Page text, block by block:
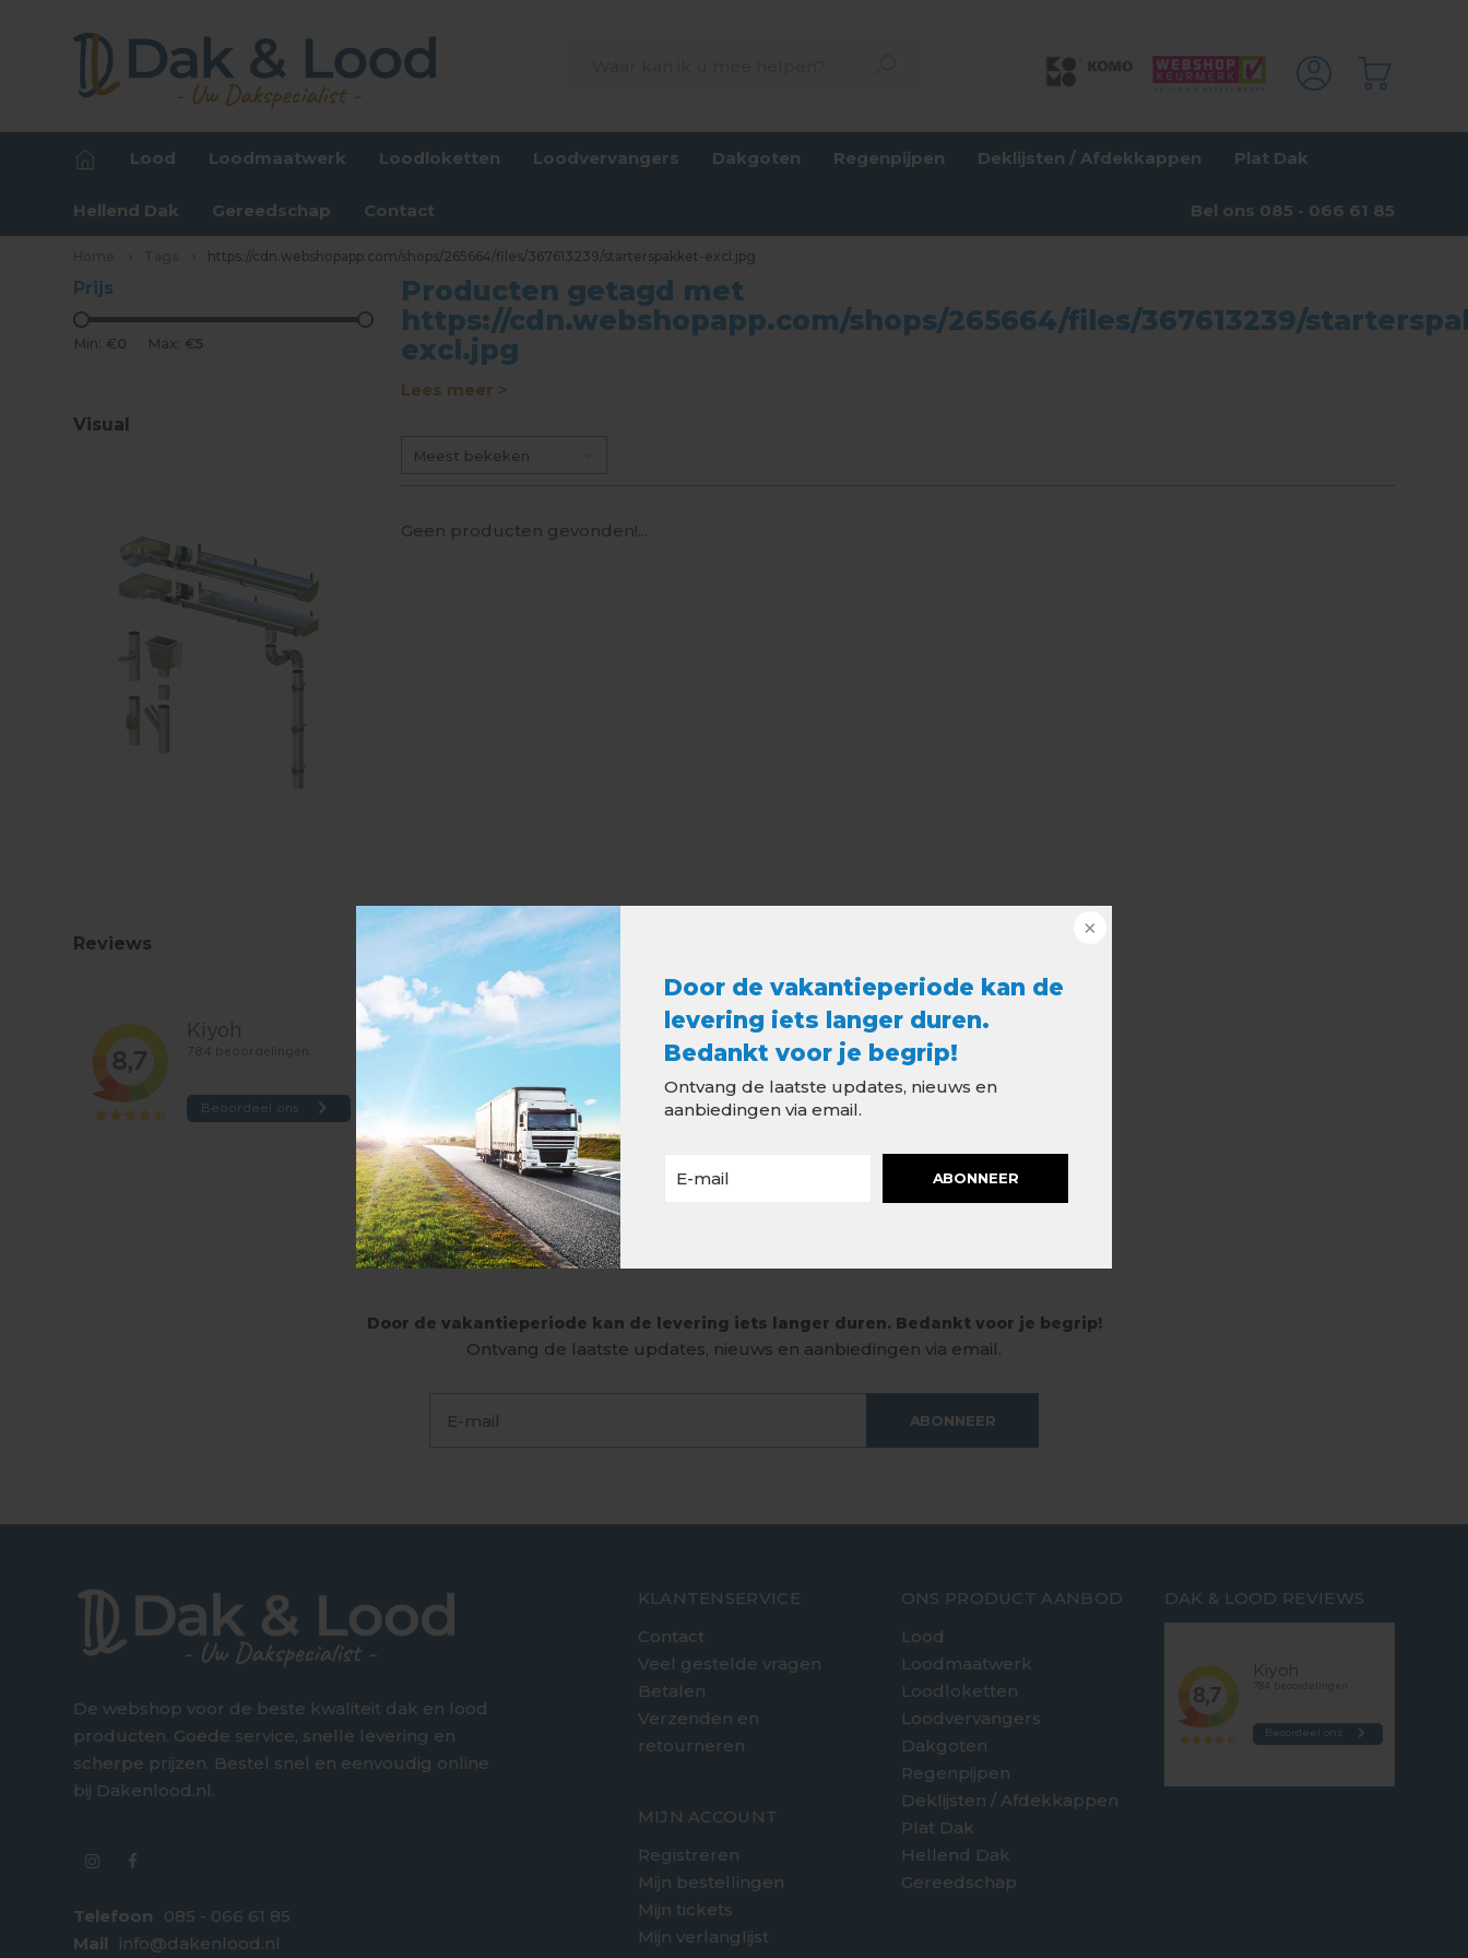
Door de vakantieperiode kan de
levering iets langer duren.
Bedankt voor je begrip!
Ontvang de laatste updates, nieuws en
aanbiedingen via email.
ABONNEER
Lood Loodmaatwerk Loodloketten Loodvervangers Dakgoten Regenpijpen Deklijsten / Afdekkappen Plat Dak
Hellend Dak Gereedschap Contact Bel ons 085 - 066 61 85
https://cdn.webshopapp.com/shops/265664/files/367613239/starterspakket-excl.jpg
Prijs
Min: €0 Max: €5
Visual
Reviews
Producten getagd met
https://cdn.webshopapp.com/shops/265664/files/367613239/
excl.jpg
Lees meer >
Meest bekeken
Geen producten gevonden!...
Door de vakantieperiode kan de levering iets langer duren. Bedankt voor je begrip!
Ontvang de laatste updates, nieuws en aanbiedingen via email.
ABONNEER
De webshop voor de beste kwaliteit dak en lood
producten. Goede service, snelle levering en
scherpe prijzen. Bestel snel en eenvoudig online
bij Dakenlood.nl.
Telefoon
085 - 066 61 85
Mail
info@dakenlood.nl
KLANTENSERVICE
Contact
Veel gestelde vragen
Betalen
Verzenden en
retourneren
MIJN ACCOUNT
Registreren
Mijn bestellingen
Mijn tickets
Mijn verlanglijst
ONS PRODUCT AANBOD
Lood
Loodmaatwerk
Loodloketten
Loodvervangers
Dakgoten
Regenpijpen
Deklijsten / Afdekkappen
Plat Dak
Hellend Dak
Gereedschap
DAK & LOOD REVIEWS